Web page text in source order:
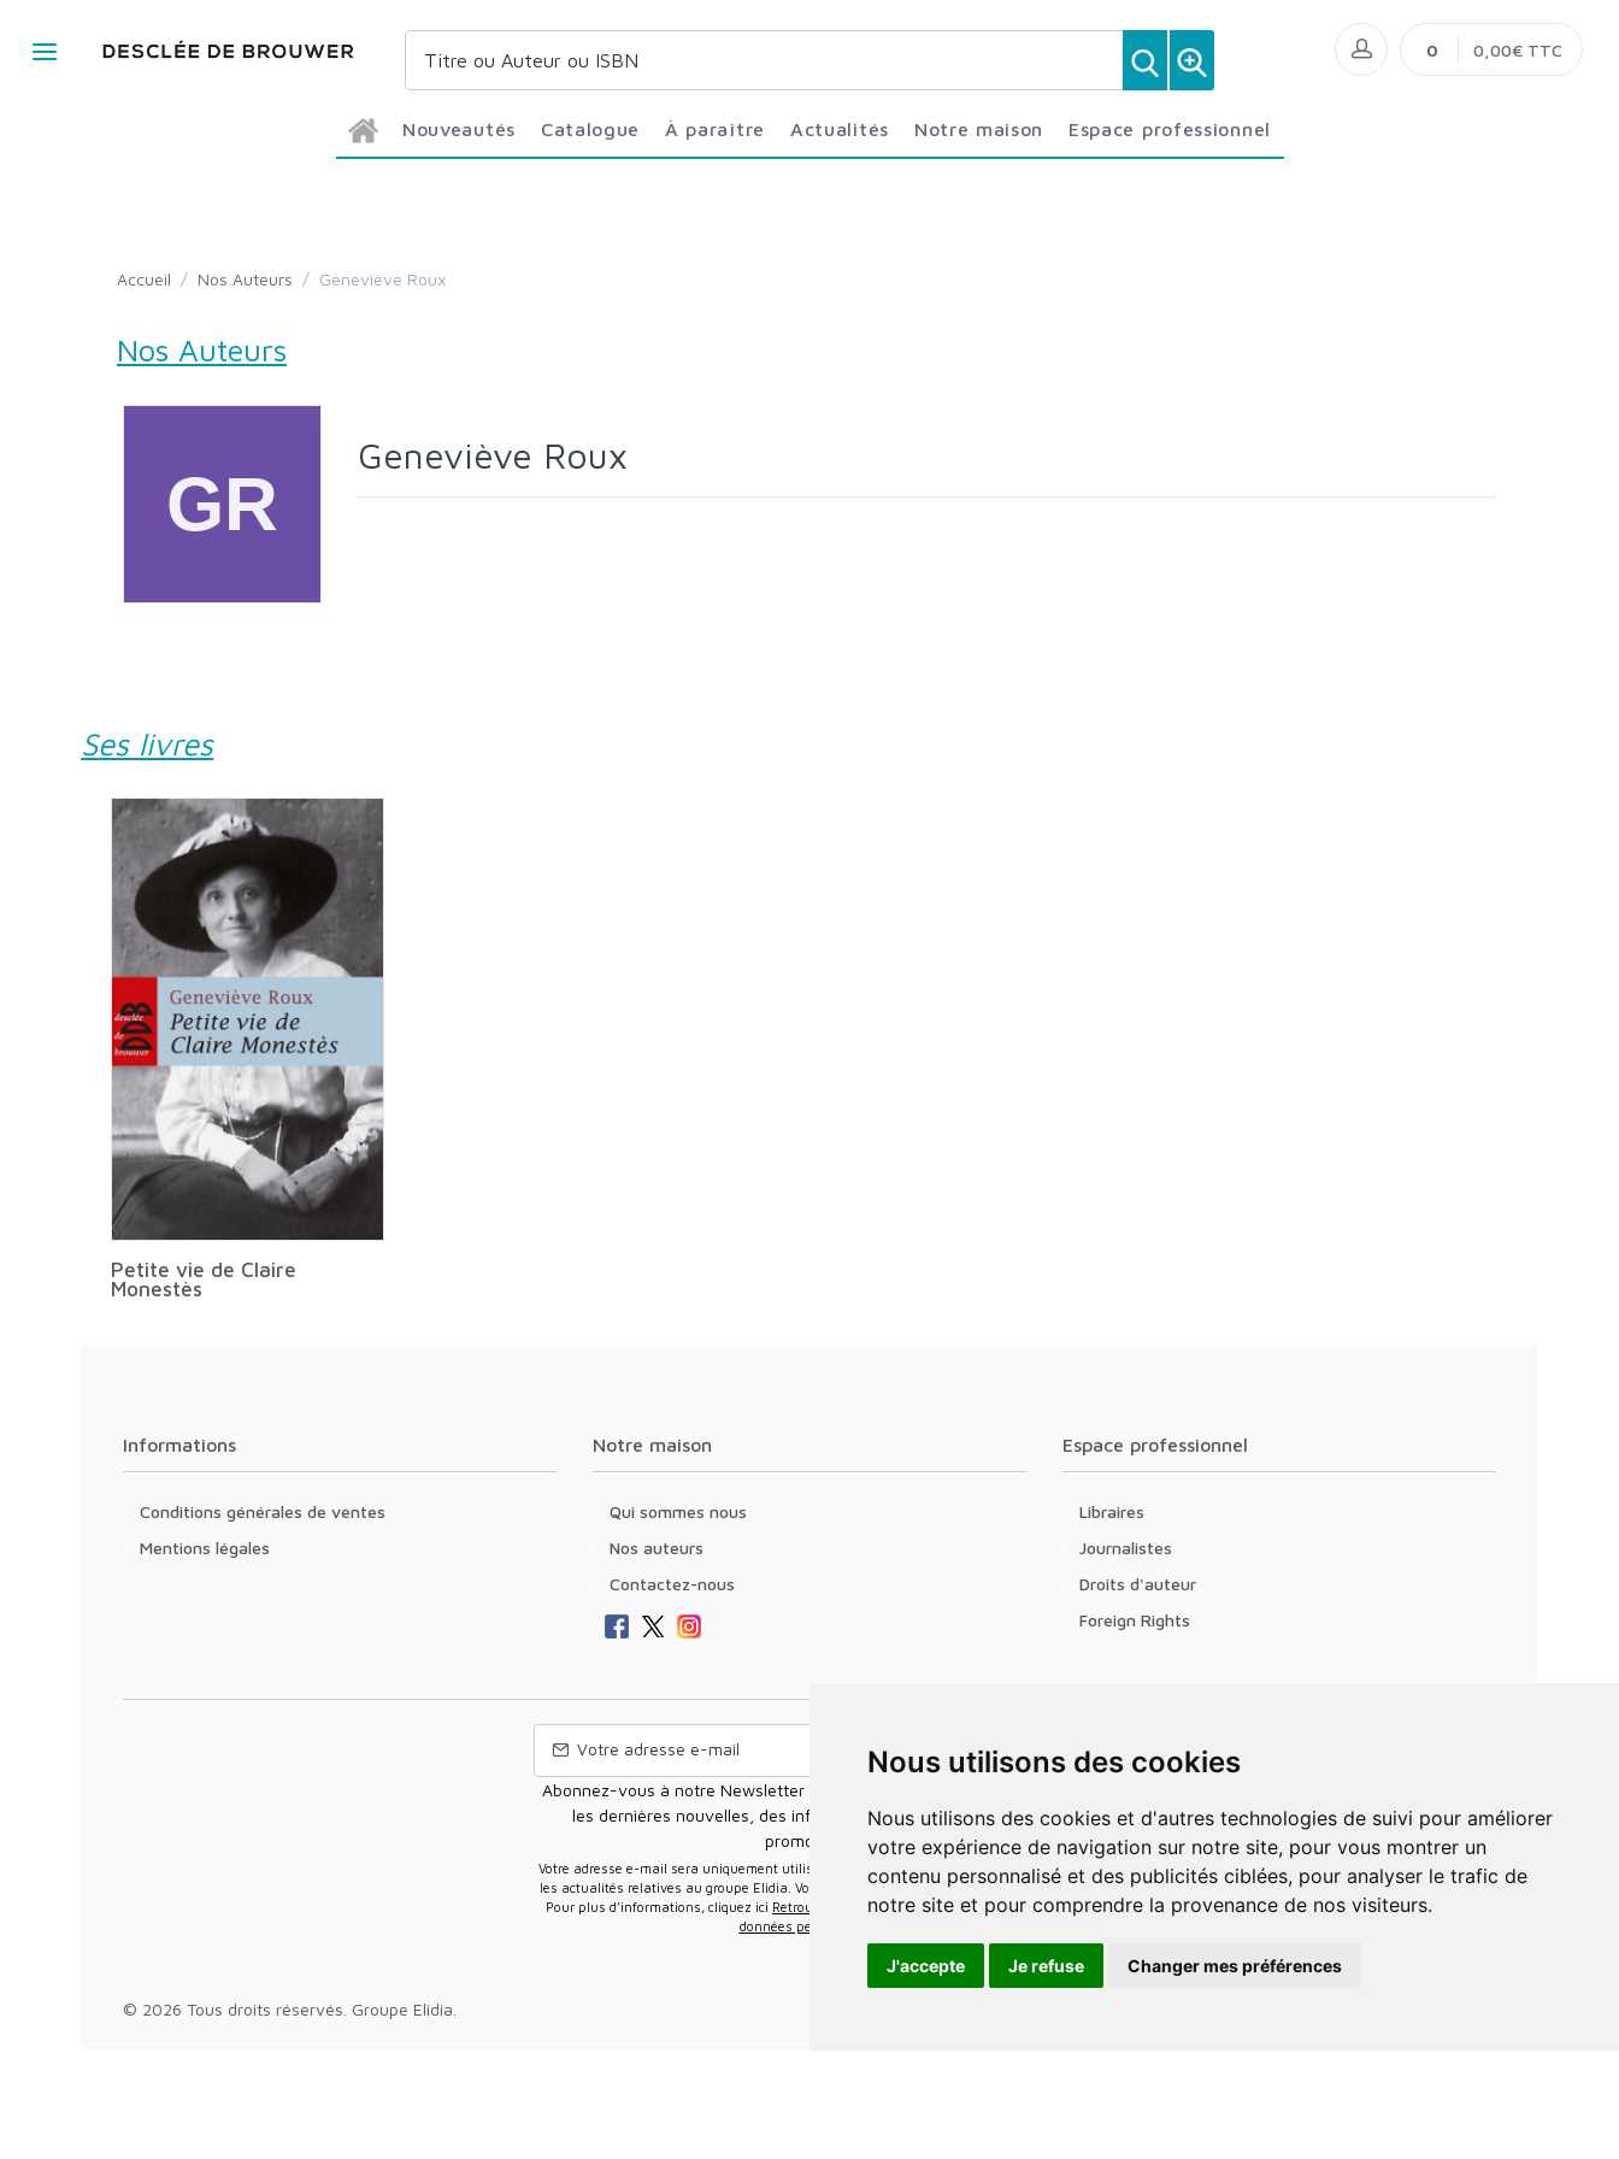
Nous utilisons des cookies
Nous utilisons des cookies et d'autres technologies de suivi pour améliorer
votre expérience de navigation sur notre site, pour vous montrer un
contenu personnalisé et des publicités ciblées, pour analyser le trafic de
notre site et pour comprendre la provenance de nos visiteurs.
J'accepte Je refuse Changer mes préférences
Nouveautés Catalogue À paraître Actualités Notre maison Espace professionnel
0 0,00€ TTC
Accueil / Nos Auteurs / Geneviève Roux
Nos Auteurs
Geneviève Roux
Ses livres
Petite vie de Claire
Monestès
Informations
Conditions générales de ventes
Mentions légales
Notre maison
Qui sommes nous
Nos auteurs
Contactez-nous
Espace professionnel
Libraires
Journalistes
Droits d'auteur
Foreign Rights
Abonnez-vous à notre Newsletter pour recevoir nos nouvelles offres,
les dernières nouvelles, des informations sur les ventes et les
promotions.
Votre adresse e-mail sera uniquement utilisée pour vous envoyer des informations sur
les actualités relatives au groupe Elidia. Vous pouvez vous désinscrire à tout moment.
Pour plus d’informations, cliquez ici Retrouvez ici notre politique de protection de vos
données personnelles
© 2026 Tous droits réservés. Groupe Elidia